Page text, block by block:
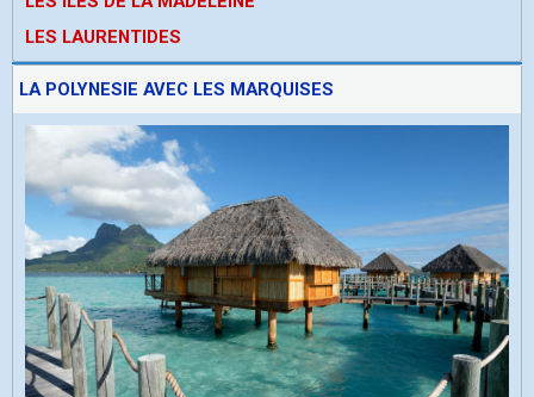
LES LAURENTIDES
LA POLYNESIE AVEC LES MARQUISES